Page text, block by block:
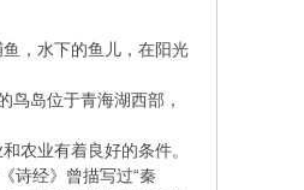
，水下的鱼儿，在阳光
鸟岛位于青海湖西部，
农业有着良好的条件。
诗经》曾描写过“秦